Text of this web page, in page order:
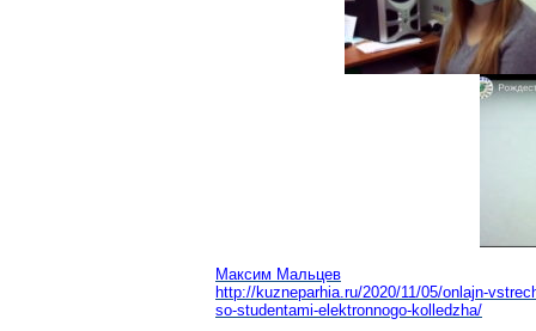
Максим Мальцев
http://kuzneparhia.ru/2020/11/05/onlajn-
so-studentami-elektronnogo-kolledzha/